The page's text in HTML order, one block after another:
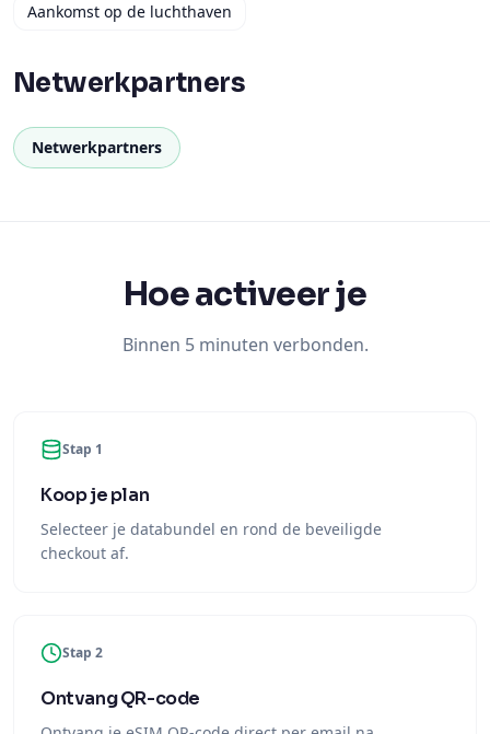
Aankomst op de luchthaven
Netwerkpartners
Netwerkpartners
Hoe activeer je
Binnen 5 minuten verbonden.
Stap 1
Koop je plan
Selecteer je databundel en rond de beveiligde
checkout af.
Stap 2
Ontvang QR-code